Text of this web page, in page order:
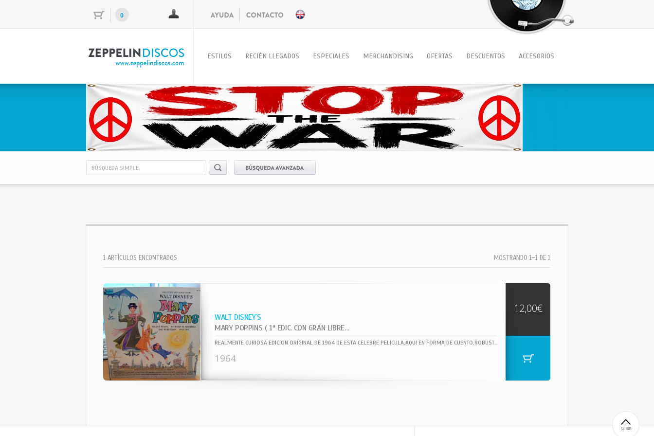
0
ESTILOS RECIÉN LLEGADOS ESPECIALES MERCHANDISING OFERTAS DESCUENTOS ACCESORIOS
1 ARTÍCULOS ENCONTRADOS MOSTRANDO 1-1 DE 1
WALT DISNEY`S
MARY POPPINS ( 1ª EDIC. CON GRAN LIBRETO 10 PAG. )
REALMENTE CURIOSA EDICION ORIGINAL DE 1964 DE ESTA CELEBRE PELICULA,AQUI EN FORMA DE CUENTO,ROBUSTA DOBLE CARPETA.,CONTIENE GRAN LIBRETO CON BONITAS ILUSTRACIONES,10 HOJAS LIBRETO..ETC.SIEMPRE INTERESANTE PARA COLECCIONISTAS DE VINILOS CURIOSOS..!!GRAN ESTADO, SOLO SEÑALES SUPERFICIALES..
1964
12,00€